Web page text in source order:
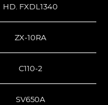
HD. FXDL1340
ZX-10RA
C110-2
SV650A